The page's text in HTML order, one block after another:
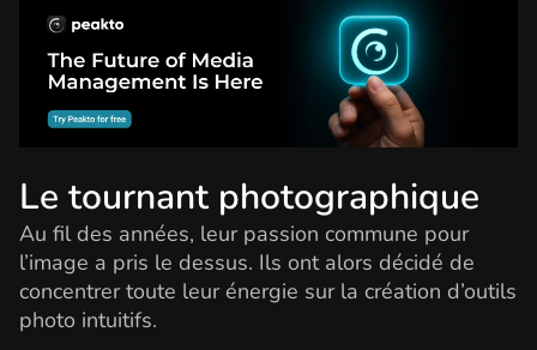
Le tournant photographique
Au fil des années, leur passion commune pour
l’image a pris le dessus. Ils ont alors décidé de
concentrer toute leur énergie sur la création d’outils
photo intuitifs.